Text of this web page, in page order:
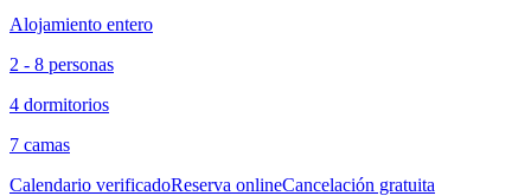
Alojamiento entero
2 - 8 personas
4 dormitorios
7 camas
Calendario verificadoReserva onlineCancelación gratuita